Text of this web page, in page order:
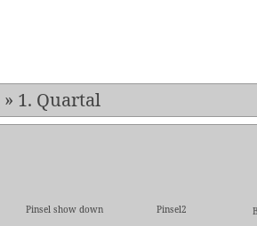
» 1. Quartal
Pinsel show down Pinsel2